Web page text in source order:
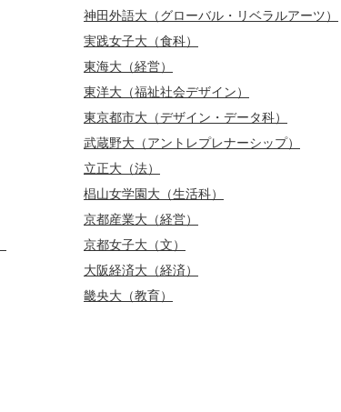
神田外語大（グローバル・リベラルアーツ）
実践女子大（食科）
東海大（経営）
東洋大（福祉社会デザイン）
東京都市大（デザイン・データ科）
武蔵野大（アントレプレナーシップ）
立正大（法）
椙山女学園大（生活科）
京都産業大（経営）
京都女子大（文）
大阪経済大（経済）
畿央大（教育）